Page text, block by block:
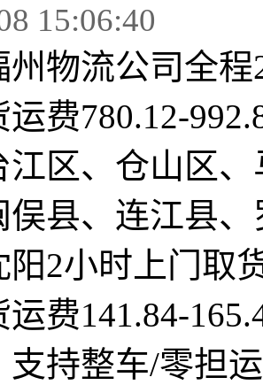
15:06:40
州物流公司全
费780.12-
江区、仓山区
俣县、连江县
2小时上门取
费141.84-
支持整车/零担